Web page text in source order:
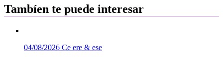
Tambíen te puede interesar
04/08/2026 Ce ere & ese